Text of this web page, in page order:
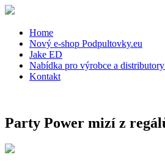
Home
Nový e-shop Podpultovky.eu
Jake ED
Nabídka pro výrobce a
Kontakt
Party Power mizí z